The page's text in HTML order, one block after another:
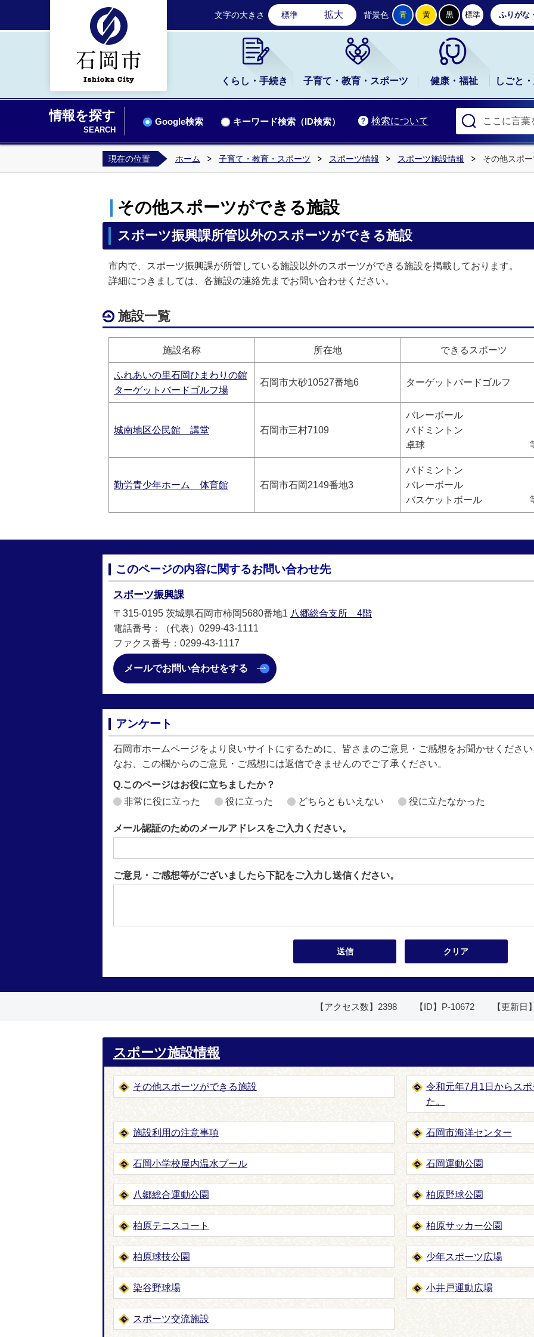
石岡市公式ホームページ
文字の大きさ 標準 拡大 背景色 青 黄 黒 標準 ふりがな
くらし・手続き 子育て・教育・スポーツ 健康・福祉 しごと
情報を探す
SEARCH
検索について
Google検索 キーワード検索（ID検索）
現在の位置 ホーム 子育て・教育・スポーツ スポーツ情報 スポーツ施設情報 その他スポ
その他スポーツができる施設
スポーツ振興課所管以外のスポーツができる施設
市内で、スポーツ振興課が所管している施設以外のスポーツができる施設を掲載しております。
詳細につきましては、各施設の連絡先までお問い合わせください。
施設一覧
施設名称 所在地 できるスポーツ
ふれあいの里石岡ひまわりの館
ターゲットバードゴルフ場
石岡市大砂10527番地6 ターゲットバードゴルフ
城南地区公民館 講堂 石岡市三村7109
バレーボール
バドミントン
卓球
勤労青少年ホーム 体育館 石岡市石岡2149番地3
バドミントン
バレーボール
バスケットボール
このページの内容に関するお問い合わせ先
スポーツ振興課
〒315-0195 茨城県石岡市柿岡5680番地1 八郷総合支所 4階
電話番号：（代表）0299-43-1111
ファクス番号：0299-43-1117
メールでお問い合わせをする
アンケート
石岡市ホームページをより良いサイトにするために、皆さまのご意見・ご感想をお聞かせくださ
なお、この欄からのご意見・ご感想には返信できませんのでご了承ください。
Q.このページはお役に立ちましたか？
非常に役に立った
役に立った どちらともいえない 役に立たなかった
メール認証のためのメールアドレスをご入力ください。
ご意見・ご感想等がございましたら下記をご入力し送信ください。
【アクセス数】 2398 【ID】 P-10672 【更新日
スポーツ施設情報
その他スポーツができる施設
令和元年7月1日からス
た。
施設利用の注意事項 石岡市海洋センター
石岡小学校屋内温水プール 石岡運動公園
八郷総合運動公園 柏原野球公園
柏原テニスコート 柏原サッカー公園
柏原球技公園 少年スポーツ広場
染谷野球場 小井戸運動広場
スポーツ交流施設